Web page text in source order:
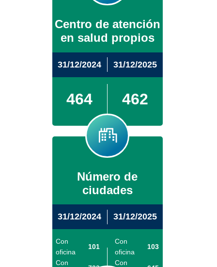
Centro de atención
en salud propios
31/12/2024 31/12/2025
464 462
Número de
ciudades
31/12/2024 31/12/2025
Con
oficina
101
Con
Con
oficina
103
Con